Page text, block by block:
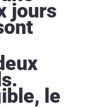
jours
le